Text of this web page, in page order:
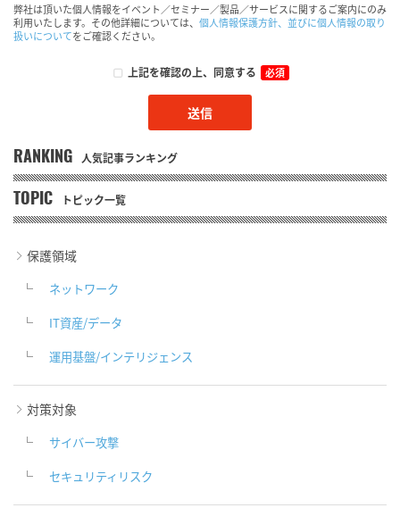
弊社は頂いた個人情報をイベント／セミナー／製品／サービスに関するご案内にのみ
利用いたします。その他詳細については、 個人情報保護方針、並びに個人情報の取り
扱いについてをご確認ください。
上記を確認の上、同意する 必須
RANKING 人気記事ランキング
TOPIC トピック一覧
保護領域
ネットワーク
IT資産/データ
運用基盤/インテリジェンス
対策対象
サイバー攻撃
セキュリティリスク